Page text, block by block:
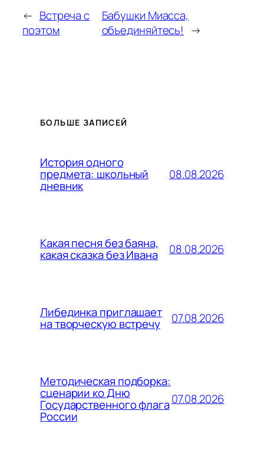
← Встреча с
поэтом
Бабушки Миасса,
объединяйтесь! →
БОЛЬШЕ ЗАПИСЕЙ
История одного
предмета: школьный
дневник
08.08.2026
Какая песня без баяна,
какая сказка без Ивана 08.08.2026
Либединка приглашает
на творческую встречу 07.08.2026
Методическая подборка:
сценарии ко Дню
Государственного флага
России
07.08.2026